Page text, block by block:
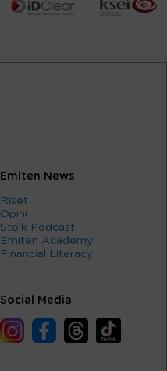
Emiten News
Riset
Opini
Stolk Podcast
Emiten Academy
Financial Literacy
Social Media